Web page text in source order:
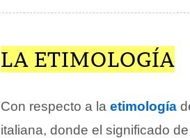
LA ETIMOLOGÍA
Con respecto a la etimología
italiana, donde el significado